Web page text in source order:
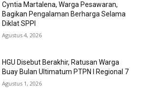
Cyntia Martalena, Warga Pesawaran,
Bagikan Pengalaman Berharga Selama
Diklat SPPI
Agustus 4, 2026
HGU Disebut Berakhir, Ratusan Warga
Buay Bulan Ultimatum PTPN I Regional 7
Agustus 1, 2026